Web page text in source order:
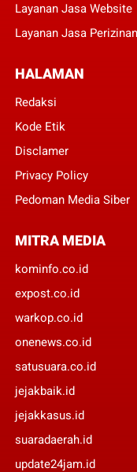
Layanan Jasa Website
Layanan Jasa
HALAMAN
Redaksi
Kode Etik
Disclamer
Privacy Policy
Pedoman Media Siber
MITRA MEDIA
kominfo.co.id
expost.co.id
warkop.co.id
onenews.co.id
satusuara.co.id
jejakbaik.id
jejakkasus.id
suaradaerah.id
update24jam.id